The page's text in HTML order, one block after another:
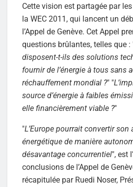
Cette vision est partagée par
la WEC 2011, qui lancent un
l’Appel de Genève. Cet Appel
questions brûlantes, telles que :
disposent-t-ils des solutions
fournir de l’énergie à tous sans
réchauffement mondial ?" "
source d’énergie à faibles
elle financièrement viable ?"
"L’Europe pourrait convertir
énergétique de manière
désavantage concurrentiel", est
conclusions de l’Appel de
récapitulée par Ruedi Noser,